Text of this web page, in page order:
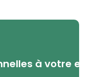
à votre